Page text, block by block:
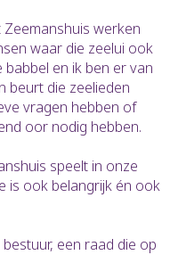
werken
waar die zeelui ook
en ik ben er van
beurt die zeelieden
vragen hebben of
oor nodig hebben.
speelt in onze
is ook belangrijk én ook
een raad die op